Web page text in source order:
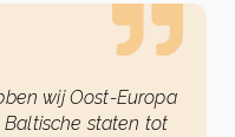
wij Oost-Europa
staten tot